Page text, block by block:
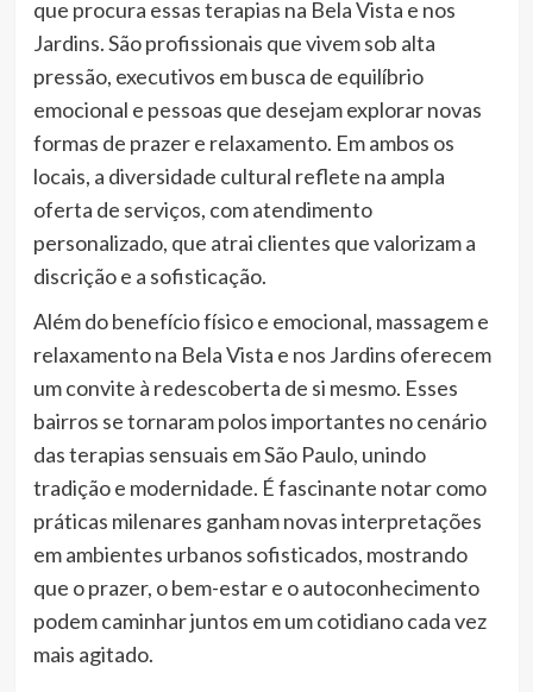
que procura essas terapias na Bela Vista e nos
Jardins. São profissionais que vivem sob alta
pressão, executivos em busca de equilíbrio
emocional e pessoas que desejam explorar novas
formas de prazer e relaxamento. Em ambos os
locais, a diversidade cultural reflete na ampla
oferta de serviços, com atendimento
personalizado, que atrai clientes que valorizam a
discrição e a sofisticação.
Além do benefício físico e emocional, massagem e
relaxamento na Bela Vista e nos Jardins oferecem
um convite à redescoberta de si mesmo. Esses
bairros se tornaram polos importantes no cenário
das terapias sensuais em São Paulo, unindo
tradição e modernidade. É fascinante notar como
práticas milenares ganham novas interpretações
em ambientes urbanos sofisticados, mostrando
que o prazer, o bem-estar e o autoconhecimento
podem caminhar juntos em um cotidiano cada vez
mais agitado.